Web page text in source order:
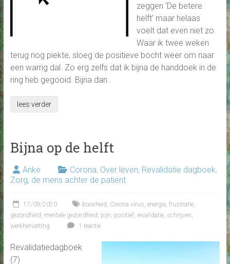
zeggen ‘De betere
helft’ maar helaas
voelt dat even niet zo.
Waar ik twee weken
terug nog piekte, sloeg de positieve bocht weer om naar
een warrig dal. Zo erg zelfs dat ik bijna de handdoek in de
ring heb gegooid. Bijna dan..
lees verder
Bijna op de helft
Anke Corona, Over leven, Revalidatie dagboek,
Zorg, de mens achter de patiënt
17/09/2020 boosheid Corona virus energie, frustratie,
gezondheid
mentale gezondheid pijn positief, revalidatie, schrijven
werkhervatting
1 reactie
Revalidatiedagboek
(7)